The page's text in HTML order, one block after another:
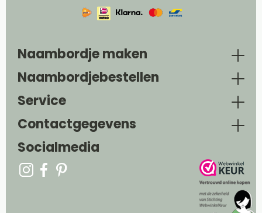
Naambordje maken
Naambordjebestellen
Service
Contactgegevens
Socialmedia